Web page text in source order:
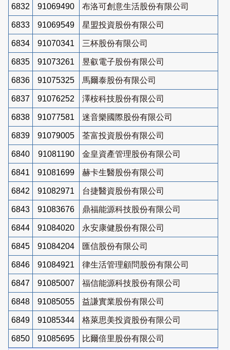
6832 91069490 布洛可創意生活股份有限公司
6833 91069549 星盟投資股份有限公司
6834 91070341 三杯股份有限公司
6835 91073261 昱叡電子股份有限公司
6836 91075325 馬爾泰股份有限公司
6837 91076252 澤桉科技股份有限公司
6838 91077581 迷音樂國際股份有限公司
6839 91079005 荃富投資股份有限公司
6840 91081190 金皇資產管理股份有限公司
6841 91081699 赫卡生醫股份有限公司
6842 91082971 台捷醫資股份有限公司
6843 91083676 鼎福能源科技股份有限公司
6844 91084020 永安康健股份有限公司
6845 91084204 匯信股份有限公司
6846 91084921 律生活管理顧問股份有限公司
6847 91085007 福信能源科技股份有限公司
6848 91085055 益謙實業股份有限公司
6849 91085344 格萊思美投資股份有限公司
6850 91085695
比爾倍里股份有限公司